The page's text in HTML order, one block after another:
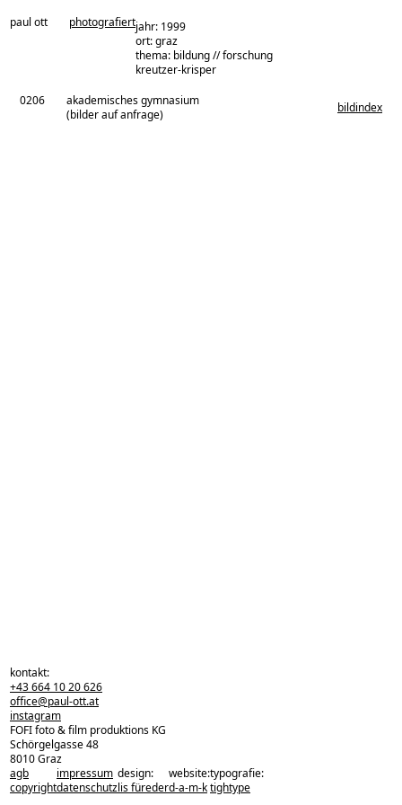
paul ott photografiertjahr: 1999
ort: graz
thema: bildung // forschung
architekturbüro:
kreutzer-krisper
0206
akademisches gymnasium
(bilder auf anfrage)
bildindex
zurück zu den projekten
kontakt:
+43 664 10 20 626
office@paul-ott.at
instagram
FOFI foto & film produktions KG
Schörgelgasse 48
8010 Graz
agb
copyright
impressum
datenschutz
design:
lis füreder
website:
d-a-m-k
typografie:
tightype